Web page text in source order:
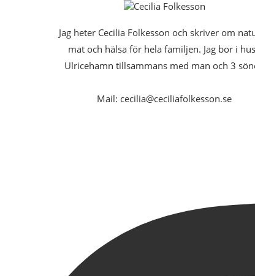
Jag heter Cecilia Folkesson och skriver om
mat och hälsa för hela familjen. Jag bor i
Ulricehamn tillsammans med man och 3
Mail: cecilia@ceciliafolkesson.se